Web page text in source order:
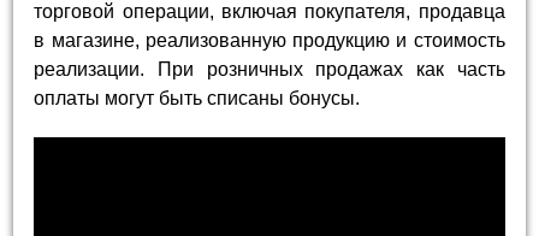
торговой операции, включая покупателя, продавца
в магазине, реализованную продукцию и стоимость
реализации. При розничных продажах как часть
оплаты могут быть списаны бонусы.